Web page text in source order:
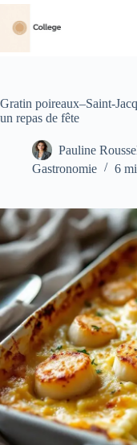
Passer
contenu
Gratin poireaux–Saint-
un repas de fête
Pauline
Gastronomie
6